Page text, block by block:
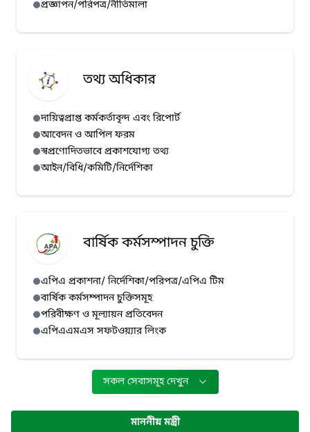
হাম প্রেস রিলিজ (১০/০৭/২০২৬)
হাম প্রেস রিলিজ (০৭/০৭/২০২৬)
প্রজ্ঞাপন/পরিপত্র/নীতিমালা
তথ্য অধিকার
দায়িত্বপ্রাপ্ত কর্মকর্তাবৃন্দ এবং রিপোর্ট
আবেদন ও আপিল ফরম
স্বপ্রণোদিতভাবে প্রকাশযোগ্য তথ্য
আইন/বিধি/কমিটি/নির্দেশিকা
বার্ষিক কর্মসম্পাদন চুক্তি
এপিএ প্রকাশনা/ নির্দেশিকা/পরিপত্র/এপিএ টিম
বার্ষিক কর্মসম্পাদন চুক্তিসমূহ
পরিবীক্ষণ ও মূল্যায়ন প্রতিবেদন
এপিএএমএস সফটওয়্যার লিংক
সকল সেবাসমূহ দেখুন
মাননীয় মন্ত্রী